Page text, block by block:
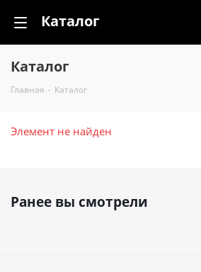
Каталог
Каталог
Главная - Каталог
Элемент не найден
Ранее вы смотрели